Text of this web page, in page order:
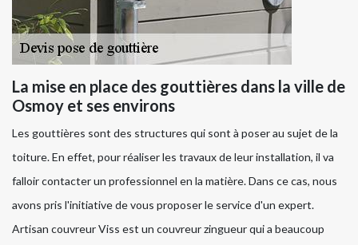
La mise en place des gouttières dans la ville de
Osmoy et ses environs
Les gouttières sont des structures qui sont à poser au sujet de la
toiture. En effet, pour réaliser les travaux de leur installation, il va
falloir contacter un professionnel en la matière. Dans ce cas, nous
avons pris l'initiative de vous proposer le service d'un expert.
Artisan couvreur Viss est un couvreur zingueur qui a beaucoup